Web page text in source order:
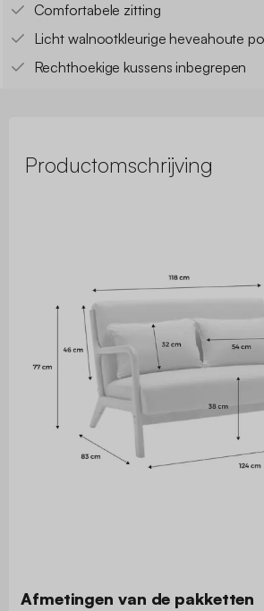
Comfortabele zitting
Licht walnootkleurige heveahoute
Rechthoekige kussens inbegrepen
Productomschrijving
Afmetingen van de pakketten